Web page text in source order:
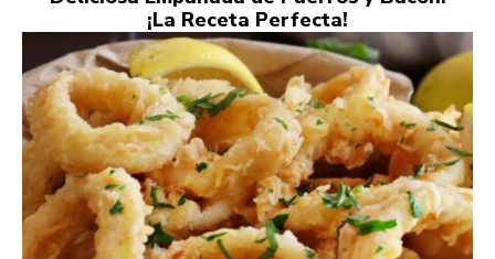
¡La Receta Perfecta!